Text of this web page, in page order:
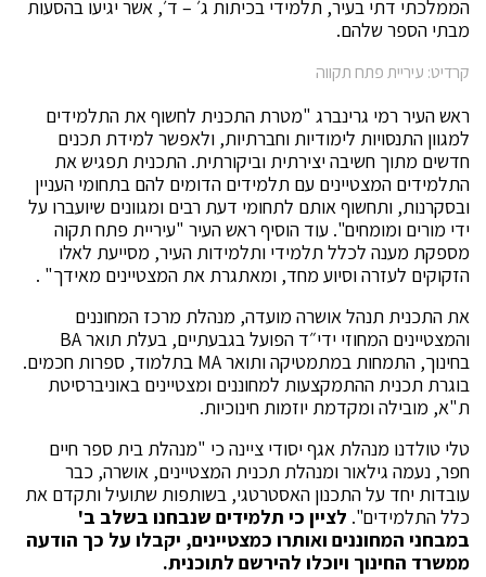
הממלכתי דתי בעיר, תלמידי בכיתות ג׳ – ד׳, אשר יגיעו בהסעות
מבתי הספר שלהם.
קרדיט: עיריית פתח תקווה
ראש העיר רמי גרינברג "מטרת התכנית לחשוף את התלמידים
למגוון התנסויות לימודיות וחברתיות, ולאפשר למידת תכנים
חדשים מתוך חשיבה יצירתית וביקורתית. התכנית תפגיש את
התלמידים המצטיינים עם תלמידים הדומים להם בתחומי העניין
ובסקרנות, ותחשוף אותם לתחומי דעת רבים ומגוונים שיועברו על
ידי מורים ומומחים". עוד הוסיף ראש העיר "עיריית פתח תקוה
מספקת מענה לכלל תלמידי ותלמידות העיר, מסייעת לאלו
הזקוקים לעזרה וסיוע מחד, ומאתגרת את המצטיינים מאידך" .
את התכנית תנהל אושרה מועדה, מנהלת מרכז המחוננים
בחינוך, התמחות במתמטיקה ותואר MA בתלמוד, ספרות חכמים.
בוגרת תכנית ההתמקצעות למחוננים ומצטיינים באוניברסיטת
ת"א, מובילה ומקדמת יוזמות חינוכיות.
טלי טולדנו מנהלת אגף יסודי ציינה כי "מנהלת בית ספר חיים
חפר, נעמה גילאור ומנהלת תכנית המצטיינים, אושרה, כבר
עובדות יחד על התכנון האסטרטגי, בשותפות שתועיל ותקדם את
כלל התלמידים". לציין כי תלמידים שנבחנו בשלב ב'
במבחני המחוננים ואותרו כמצטיינים, יקבלו על כך הודעה
ממשרד החינוך ויוכלו להירשם לתוכנית.